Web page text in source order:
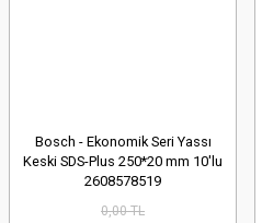
Bosch - Ekonomik Seri Yassı
Keski SDS-Plus 250*20 mm 10'lu
2608578519
0,00 TL